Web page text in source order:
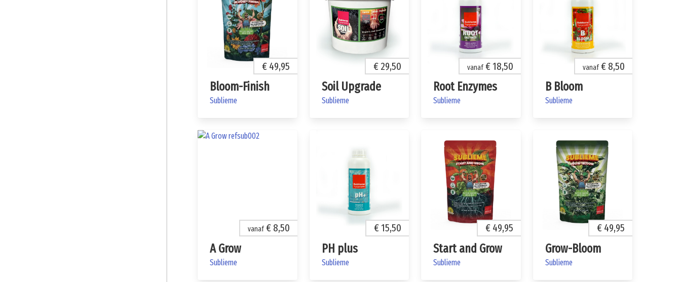
€ 49,95
Bloom-Finish
Sublieme
€ 29,50
Soil Upgrade
Sublieme
vanaf€ 18,50
Root Enzymes
Sublieme
vanaf€ 8,50
B Bloom
Sublieme
vanaf€ 8,50
A Grow
Sublieme
€ 15,50
PH plus
Sublieme
€ 49,95
Start and Grow
Sublieme
€ 49,95
Grow-Bloom
Sublieme